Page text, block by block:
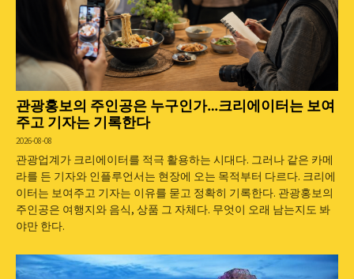
관광홍보의 주인공은 누구인가…크리에이터는 보여
주고 기자는 기록한다
2026-08-08
관광업계가 크리에이터를 적극 활용하는 시대다. 그러나 같은 카메
라를 든 기자와 인플루언서는 현장에 오는 목적부터 다르다. 크리에
이터는 보여주고 기자는 이유를 묻고 정확히 기록한다. 관광홍보의
주인공은 여행지와 음식, 상품 그 자체다. 무엇이 오래 남는지도 봐
야만 한다.